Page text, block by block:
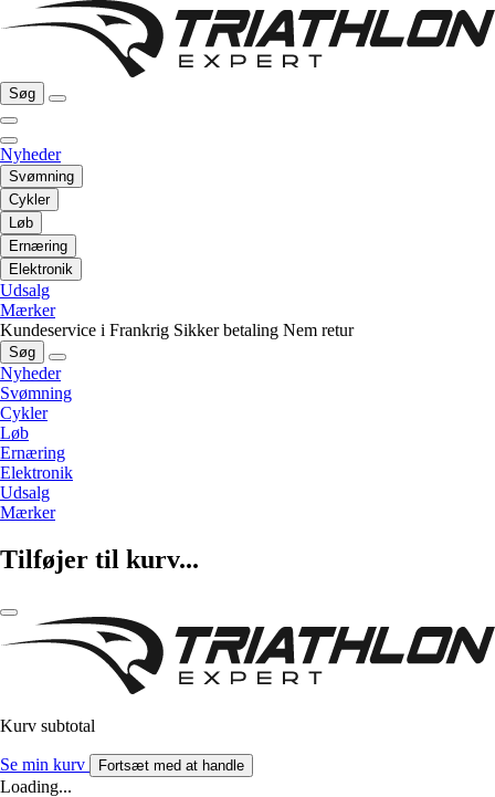
Søg
Nyheder
Svømning
Cykler
Løb
Ernæring
Elektronik
Udsalg
Mærker
Kundeservice i Frankrig Sikker betaling Nem retur
Søg
Nyheder
Svømning
Cykler
Løb
Ernæring
Elektronik
Udsalg
Mærker
Tilføjer til kurv...
Kurv subtotal
Se min kurv Fortsæt med at handle
Loading...